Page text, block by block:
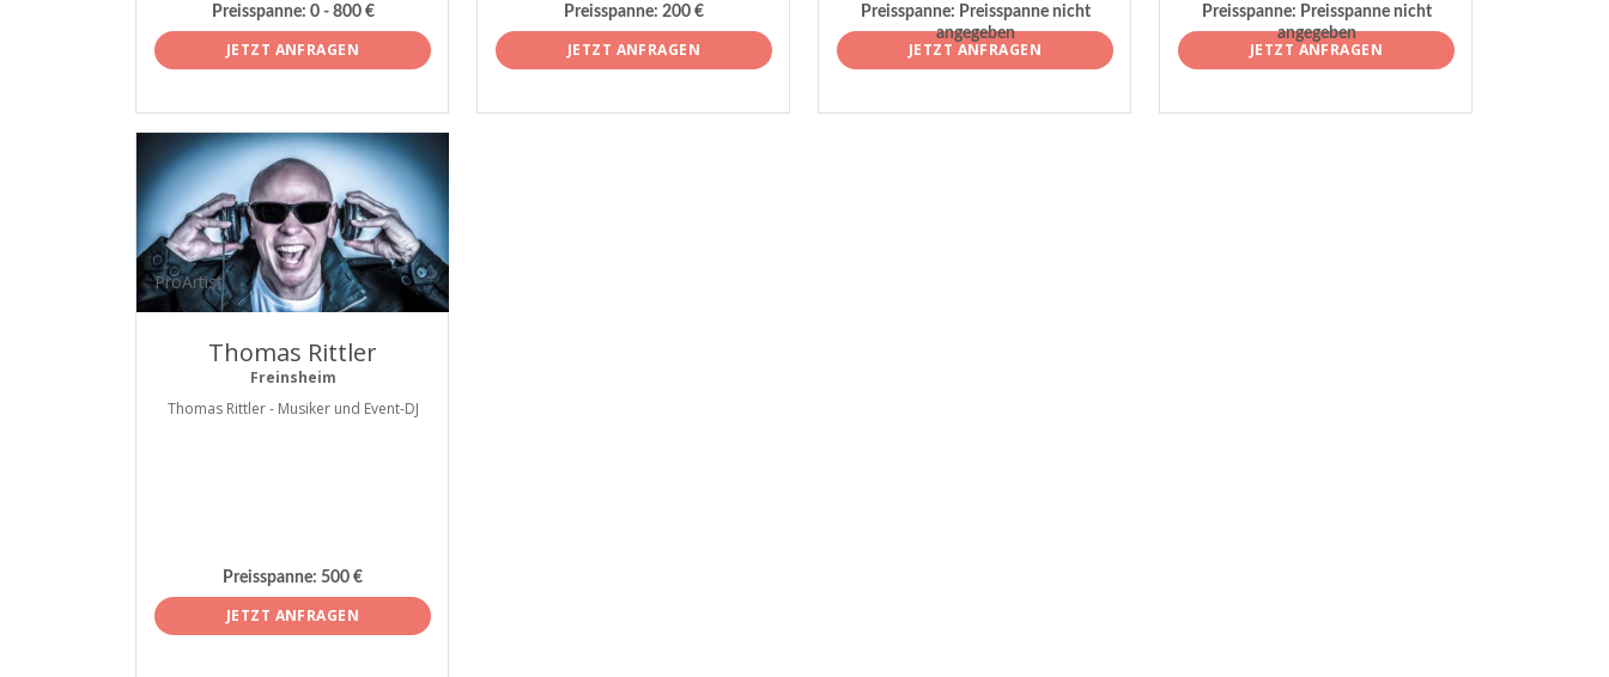
Preisspanne: 0 - 800 €
JETZT ANFRAGEN
Preisspanne: 200 €
JETZT ANFRAGEN
Preisspanne: Preisspanne nicht
angegeben
JETZT ANFRAGEN
Preisspanne: Preisspanne nicht
angegeben
JETZT ANFRAGEN
ProArtist
Thomas Rittler
Freinsheim
Thomas Rittler - Musiker und Event-DJ
Preisspanne: 500 €
JETZT ANFRAGEN